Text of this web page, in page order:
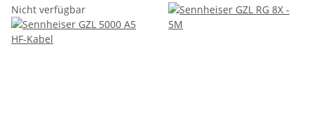
Nicht verfügbar